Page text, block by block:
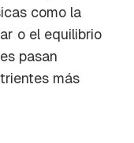
como la
o el equilibrio
pasan
más